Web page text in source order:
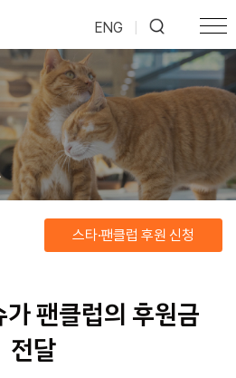
ENG
스타·팬클럽 후원 신청
팬클럽의 후원금
전달